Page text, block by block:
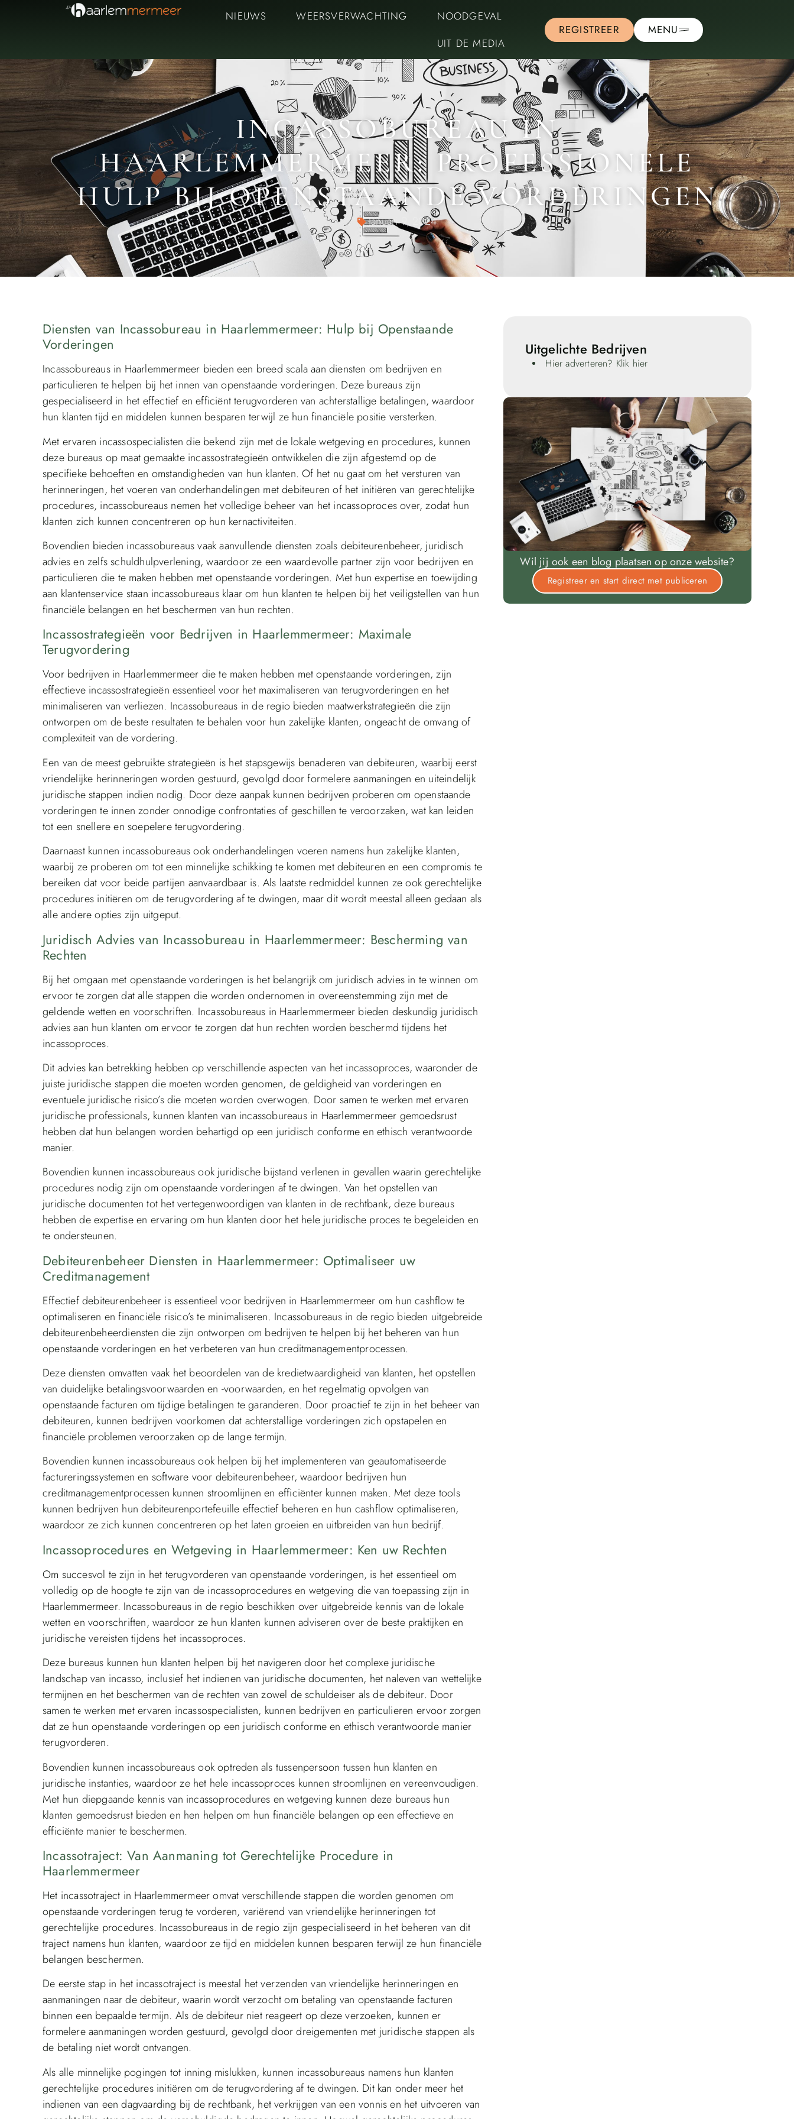
NIEUWS WEERSVERWACHTING
NOODGEVAL
UIT DE MEDIA
REGISTREER MENU
INCASSOBUREAU IN
HAARLEMMERMEER: PROFESSIONELE
HULP BIJ OPENSTAANDE VORDERINGEN
Januari 9, 2024
Diensten van Incassobureau in Haarlemmermeer: Hulp bij Openstaande
Vorderingen
Incassobureaus in Haarlemmermeer bieden een breed scala aan diensten om bedrijven en
particulieren te helpen bij het innen van openstaande vorderingen. Deze bureaus zijn
gespecialiseerd in het effectief en efficiënt terugvorderen van achterstallige betalingen, waardoor
hun klanten tijd en middelen kunnen besparen terwijl ze hun financiële positie versterken.
Met ervaren incassospecialisten die bekend zijn met de lokale wetgeving en procedures, kunnen
deze bureaus op maat gemaakte incassostrategieën ontwikkelen die zijn afgestemd op de
specifieke behoeften en omstandigheden van hun klanten. Of het nu gaat om het versturen van
herinneringen, het voeren van onderhandelingen met debiteuren of het initiëren van gerechtelijke
procedures, incassobureaus nemen het volledige beheer van het incassoproces over, zodat hun
klanten zich kunnen concentreren op hun kernactiviteiten.
Bovendien bieden incassobureaus vaak aanvullende diensten zoals debiteurenbeheer, juridisch
advies en zelfs schuldhulpverlening, waardoor ze een waardevolle partner zijn voor bedrijven en
particulieren die te maken hebben met openstaande vorderingen. Met hun expertise en toewijding
aan klantenservice staan incassobureaus klaar om hun klanten te helpen bij het veiligstellen van hun
financiële belangen en het beschermen van hun rechten.
Incassostrategieën voor Bedrijven in Haarlemmermeer: Maximale
Terugvordering
Voor bedrijven in Haarlemmermeer die te maken hebben met openstaande vorderingen, zijn
effectieve incassostrategieën essentieel voor het maximaliseren van terugvorderingen en het
minimaliseren van verliezen. Incassobureaus in de regio bieden maatwerkstrategieën die zijn
ontworpen om de beste resultaten te behalen voor hun zakelijke klanten, ongeacht de omvang of
complexiteit van de vordering.
Een van de meest gebruikte strategieën is het stapsgewijs benaderen van debiteuren, waarbij eerst
vriendelijke herinneringen worden gestuurd, gevolgd door formelere aanmaningen en uiteindelijk
juridische stappen indien nodig. Door deze aanpak kunnen bedrijven proberen om openstaande
vorderingen te innen zonder onnodige confrontaties of geschillen te veroorzaken, wat kan leiden
tot een snellere en soepelere terugvordering.
Daarnaast kunnen incassobureaus ook onderhandelingen voeren namens hun zakelijke klanten,
waarbij ze proberen om tot een minnelijke schikking te komen met debiteuren en een compromis te
bereiken dat voor beide partijen aanvaardbaar is. Als laatste redmiddel kunnen ze ook gerechtelijke
procedures initiëren om de terugvordering af te dwingen, maar dit wordt meestal alleen gedaan als
alle andere opties zijn uitgeput.
Juridisch Advies van Incassobureau in Haarlemmermeer: Bescherming van
Rechten
Bij het omgaan met openstaande vorderingen is het belangrijk om juridisch advies in te winnen om
ervoor te zorgen dat alle stappen die worden ondernomen in overeenstemming zijn met de
geldende wetten en voorschriften. Incassobureaus in Haarlemmermeer bieden deskundig juridisch
advies aan hun klanten om ervoor te zorgen dat hun rechten worden beschermd tijdens het
incassoproces.
Dit advies kan betrekking hebben op verschillende aspecten van het incassoproces, waaronder de
juiste juridische stappen die moeten worden genomen, de geldigheid van vorderingen en
eventuele juridische risico’s die moeten worden overwogen. Door samen te werken met ervaren
juridische professionals, kunnen klanten van incassobureaus in Haarlemmermeer gemoedsrust
hebben dat hun belangen worden behartigd op een juridisch conforme en ethisch verantwoorde
manier.
Bovendien kunnen incassobureaus ook juridische bijstand verlenen in gevallen waarin gerechtelijke
procedures nodig zijn om openstaande vorderingen af te dwingen. Van het opstellen van
juridische documenten tot het vertegenwoordigen van klanten in de rechtbank, deze bureaus
hebben de expertise en ervaring om hun klanten door het hele juridische proces te begeleiden en
te ondersteunen.
Debiteurenbeheer Diensten in Haarlemmermeer: Optimaliseer uw
Creditmanagement
Effectief debiteurenbeheer is essentieel voor bedrijven in Haarlemmermeer om hun cashflow te
optimaliseren en financiële risico’s te minimaliseren. Incassobureaus in de regio bieden uitgebreide
debiteurenbeheerdiensten die zijn ontworpen om bedrijven te helpen bij het beheren van hun
openstaande vorderingen en het verbeteren van hun creditmanagementprocessen.
Deze diensten omvatten vaak het beoordelen van de kredietwaardigheid van klanten, het opstellen
van duidelijke betalingsvoorwaarden en -voorwaarden, en het regelmatig opvolgen van
openstaande facturen om tijdige betalingen te garanderen. Door proactief te zijn in het beheer van
debiteuren, kunnen bedrijven voorkomen dat achterstallige vorderingen zich opstapelen en
financiële problemen veroorzaken op de lange termijn.
Bovendien kunnen incassobureaus ook helpen bij het implementeren van geautomatiseerde
factureringssystemen en software voor debiteurenbeheer, waardoor bedrijven hun
creditmanagementprocessen kunnen stroomlijnen en efficiënter kunnen maken. Met deze tools
kunnen bedrijven hun debiteurenportefeuille effectief beheren en hun cashflow optimaliseren,
waardoor ze zich kunnen concentreren op het laten groeien en uitbreiden van hun bedrijf.
Incassoprocedures en Wetgeving in Haarlemmermeer: Ken uw Rechten
Om succesvol te zijn in het terugvorderen van openstaande vorderingen, is het essentieel om
volledig op de hoogte te zijn van de incassoprocedures en wetgeving die van toepassing zijn in
Haarlemmermeer. Incassobureaus in de regio beschikken over uitgebreide kennis van de lokale
wetten en voorschriften, waardoor ze hun klanten kunnen adviseren over de beste praktijken en
juridische vereisten tijdens het incassoproces.
Deze bureaus kunnen hun klanten helpen bij het navigeren door het complexe juridische
landschap van incasso, inclusief het indienen van juridische documenten, het naleven van wettelijke
termijnen en het beschermen van de rechten van zowel de schuldeiser als de debiteur. Door
samen te werken met ervaren incassospecialisten, kunnen bedrijven en particulieren ervoor zorgen
dat ze hun openstaande vorderingen op een juridisch conforme en ethisch verantwoorde manier
terugvorderen.
Bovendien kunnen incassobureaus ook optreden als tussenpersoon tussen hun klanten en
juridische instanties, waardoor ze het hele incassoproces kunnen stroomlijnen en vereenvoudigen.
Met hun diepgaande kennis van incassoprocedures en wetgeving kunnen deze bureaus hun
klanten gemoedsrust bieden en hen helpen om hun financiële belangen op een effectieve en
efficiënte manier te beschermen.
Incassotraject: Van Aanmaning tot Gerechtelijke Procedure in
Haarlemmermeer
Het incassotraject in Haarlemmermeer omvat verschillende stappen die worden genomen om
openstaande vorderingen terug te vorderen, variërend van vriendelijke herinneringen tot
gerechtelijke procedures. Incassobureaus in de regio zijn gespecialiseerd in het beheren van dit
traject namens hun klanten, waardoor ze tijd en middelen kunnen besparen terwijl ze hun financiële
belangen beschermen.
De eerste stap in het incassotraject is meestal het verzenden van vriendelijke herinneringen en
aanmaningen naar de debiteur, waarin wordt verzocht om betaling van openstaande facturen
binnen een bepaalde termijn. Als de debiteur niet reageert op deze verzoeken, kunnen er
formelere aanmaningen worden gestuurd, gevolgd door dreigementen met juridische stappen als
de betaling niet wordt ontvangen.
Als alle minnelijke pogingen tot inning mislukken, kunnen incassobureaus namens hun klanten
gerechtelijke procedures initiëren om de terugvordering af te dwingen. Dit kan onder meer het
indienen van een dagvaarding bij de rechtbank, het verkrijgen van een vonnis en het uitvoeren van
Uitgelichte Bedrijven
Hier adverteren? Klik hier
Wil jij ook een blog plaatsen op onze website?
Registreer en start direct met publiceren